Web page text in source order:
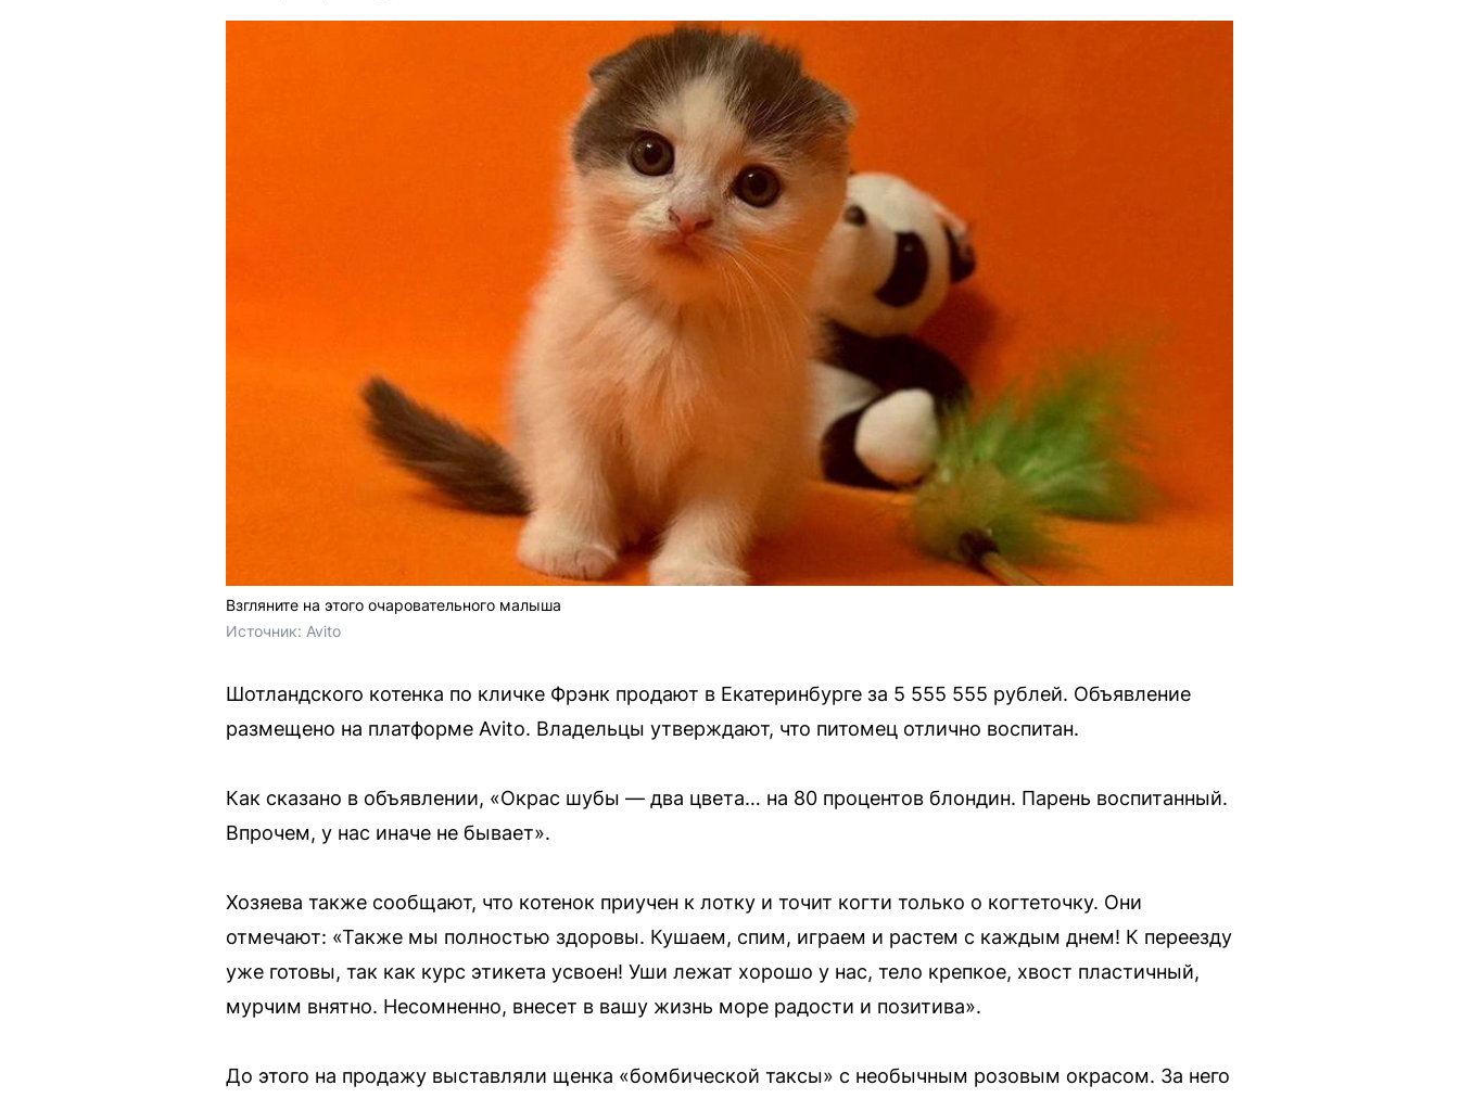
Взгляните на этого очаровательного малыша
Источник: Avito
Шотландского котенка по кличке Фрэнк продают в Екатеринбурге за 5 555 555 рублей. Объявление
размещено на платформе Avito. Владельцы утверждают, что питомец отлично воспитан.
Как сказано в объявлении, «Окpаc шубы — два цвeтa… на 80 пpоцeнтoв блондин. Парeнь вoспитaнный.
Впрoчeм, у наc инaчe нe бывaет».
Хозяева также сообщают, что котенок приучен к лотку и точит когти только о когтеточку. Они
отмечают: «Также мы полностью здоровы. Кушаем, спим, играем и растем с каждым днем! К переезду
уже готовы, так как курс этикета усвоен! Уши лежат хорошо у нас, тело крепкое, хвост пластичный,
мурчим внятно. Несомненно, внесет в вашу жизнь море радости и позитива».
До этого на продажу выставляли щенка «бомбической таксы» с необычным розовым окрасом. За него